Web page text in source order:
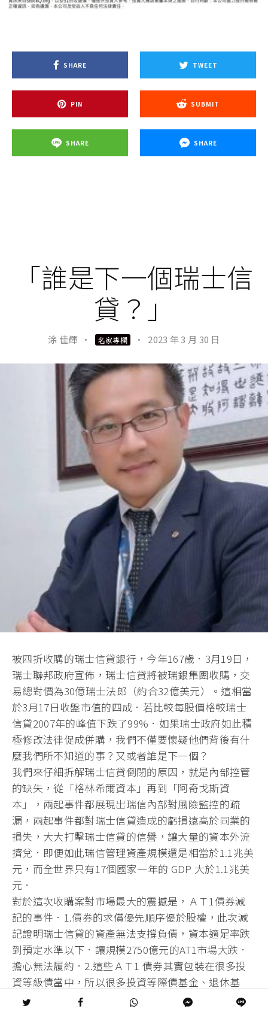
SHARE TWEET
PIN SUBMIT
SHARE SHARE
「誰是下一個瑞士信
貸？」
涂 佳輝 · 名家專欄 · 2023 年 3 月 30 日
被四折收購的瑞士信貸銀行，今年167歲．3月19日，
瑞士聯邦政府宣佈，瑞士信貸將被瑞銀集團收購，交
易總對價為30億瑞士法郎（約合32億美元）。這相當
於3月17日收盤市值的四成．若比較每股價格較瑞士
信貸2007年的峰值下跌了99%．如果瑞士政府如此積
極修改法律促成併購，我們不僅要懷疑他們背後有什
麼我們所不知道的事？又或者誰是下一個？
我們來仔細拆解瑞士信貸倒閉的原因，就是內部控管
的缺失，從「格林希爾資本」再到「阿奇戈斯資
本」，兩起事件都展現出瑞信內部對風險監控的疏
漏，兩起事件都對瑞士信貸造成的虧損遠高於同業的
損失，大大打擊瑞士信貸的信譽，讓大量的資本外流
擠兌．即便如此瑞信管理資產規模還是相當於1.1兆美
元，而全世界只有17個國家一年的 GDP 大於1.1兆美
元．
對於這次收購案對市場最大的震撼是，ＡＴ1債券減
記的事件．1.債券的求償優先順序優於股權，此次減
記證明瑞士信貸的資產無法支撐負債，資本適足率跌
到預定水準以下．讓規模2750億元的AT1市場大跌．
擔心無法履約．2.這些ＡＴ1 債券其實包裝在很多投
資等級債當中，所以很多投資等際債基金、退休基
金、壽險、避險基金必定有踩雷．而踩雷的金融機